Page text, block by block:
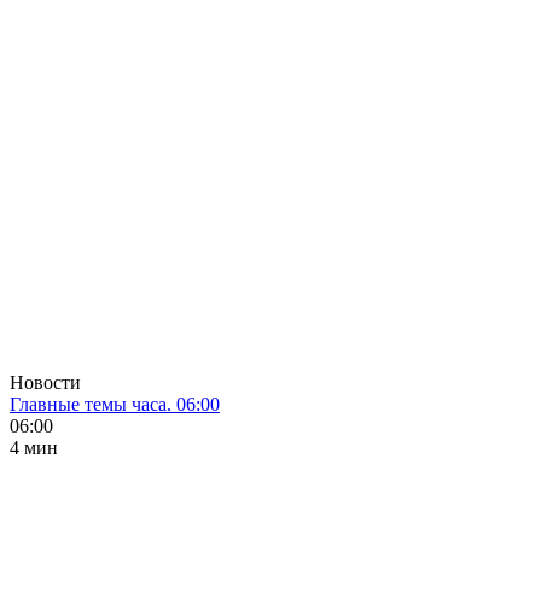
Новости
Главные темы часа. 06:00
06:00
4 мин